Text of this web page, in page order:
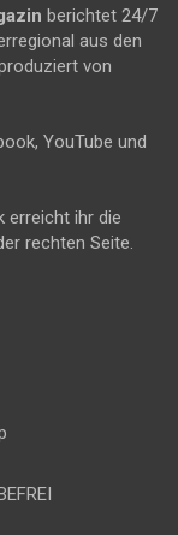
berichtet 24/7
aus den
von
YouTube und
erreicht ihr die
rechten Seite.